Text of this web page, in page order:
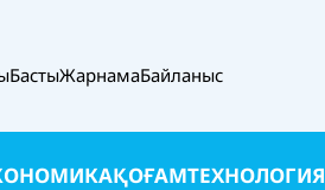
БастыЖарнамаБайланыс
ҚОҒАМТЕХНОЛОГИЯ